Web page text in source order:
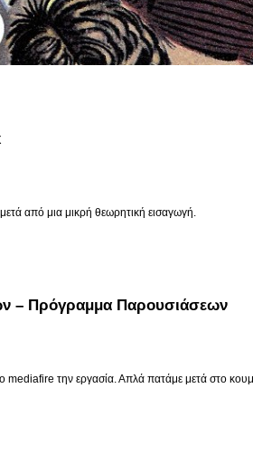
από μια μικρή θεωρητική εισαγωγή.
– Πρόγραμμα Παρουσιάσεων
το mediafire την εργασία. Απλά πατάμε μετά στο